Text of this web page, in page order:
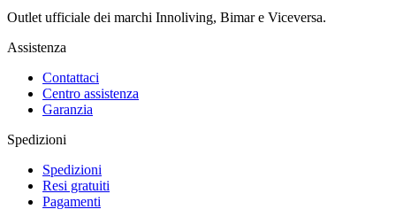
Outlet ufficiale dei marchi Innoliving, Bimar e Viceversa.
Assistenza
Contattaci
Centro assistenza
Garanzia
Spedizioni
Spedizioni
Resi gratuiti
Pagamenti